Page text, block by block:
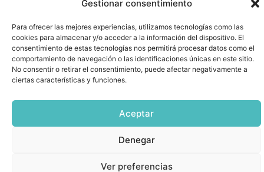
Gestionar consentimiento
Para ofrecer las mejores experiencias, utilizamos tecnologías como las
cookies para almacenar y/o acceder a la información del dispositivo. El
consentimiento de estas tecnologías nos permitirá procesar datos como el
comportamiento de navegación o las identificaciones únicas en este sitio.
No consentir o retirar el consentimiento, puede afectar negativamente a
ciertas características y funciones.
Aceptar
Denegar
Ver preferencias